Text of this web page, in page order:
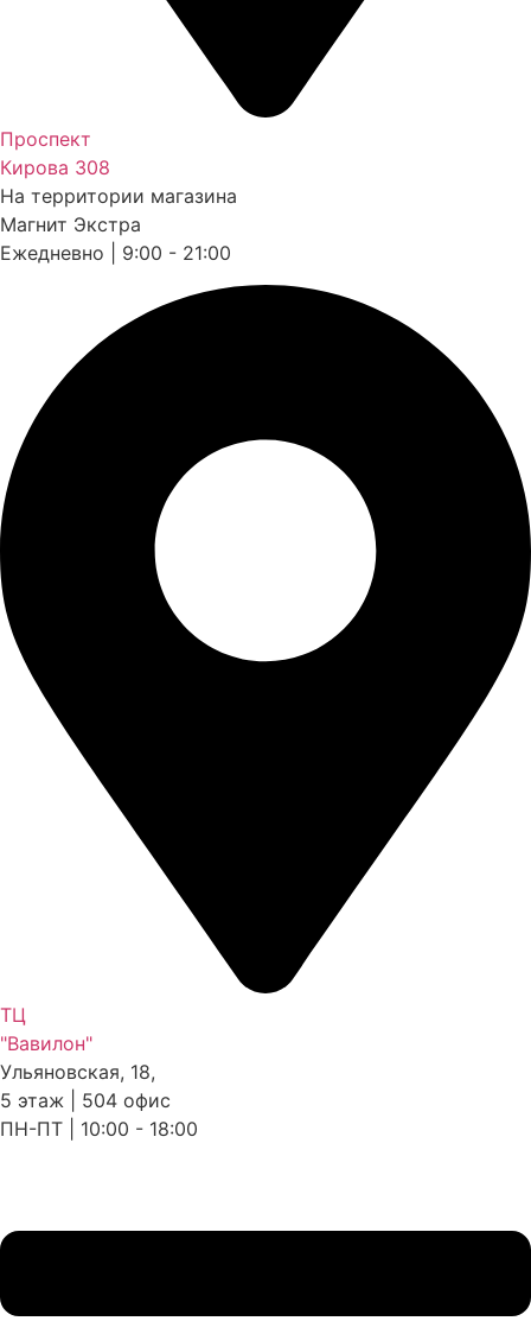
Проспект
Кирова 308
На территории магазина
Магнит Экстра
Ежедневно | 9:00 - 21:00
ТЦ
"Вавилон"
Ульяновская, 18,
5 этаж | 504 офис
ПН-ПТ | 10:00 - 18:00